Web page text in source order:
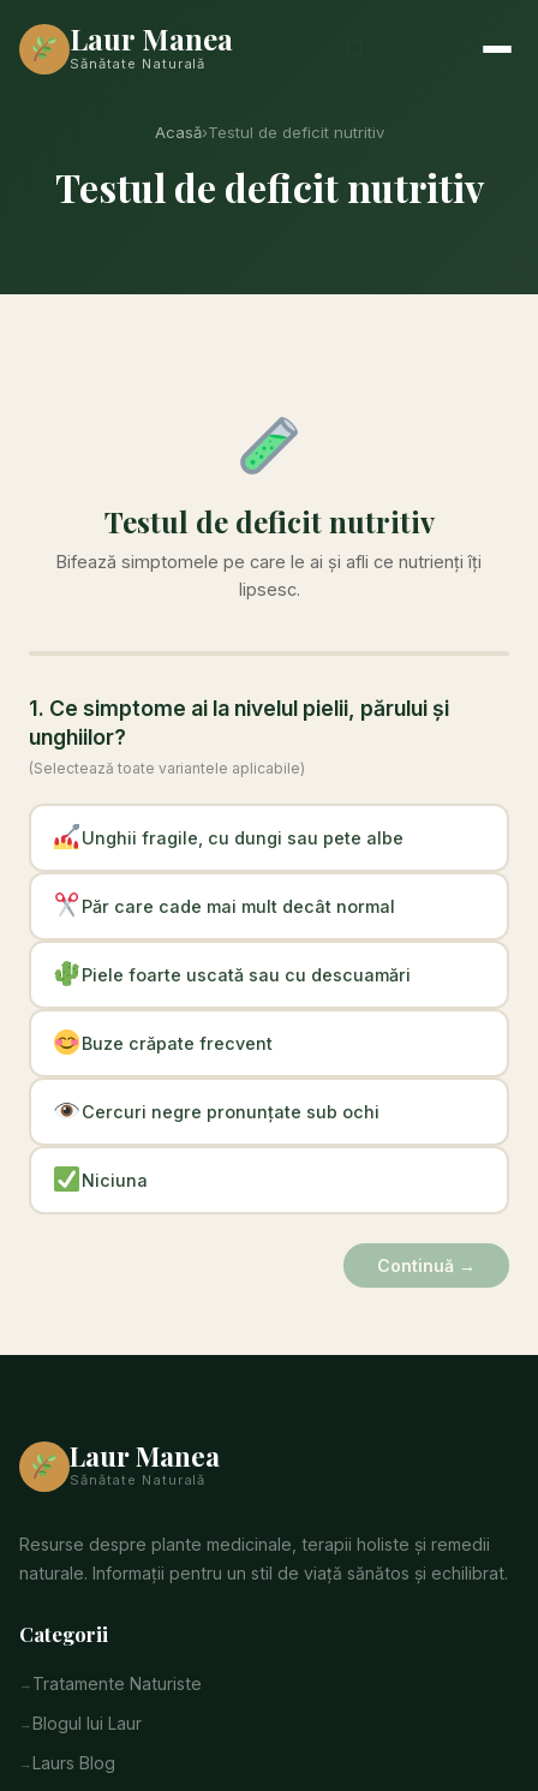
Laur Manea
Sănătate Naturală
Acasă›Testul de deficit nutritiv
Testul de deficit nutritiv
Testul de deficit nutritiv
Bifează simptomele pe care le ai și afli ce nutrienți îți
lipsesc.
1. Ce simptome ai la nivelul pielii, părului și
unghiilor?
(Selectează toate variantele aplicabile)
Unghii fragile, cu dungi sau pete albe
Păr care cade mai mult decât normal
Piele foarte uscată sau cu descuamări
Buze crăpate frecvent
Cercuri negre pronunțate sub ochi
Niciuna
Continuă →
Laur Manea
Sănătate Naturală
Resurse despre plante medicinale, terapii holiste și remedii
naturale. Informații pentru un stil de viață sănătos și echilibrat.
Categorii
Tratamente Naturiste
Blogul lui Laur
Laurs Blog